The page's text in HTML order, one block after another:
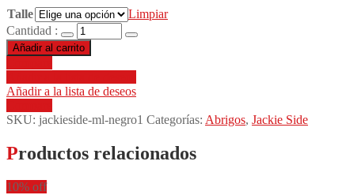
Talle
Limpiar
Cantidad :
Añadir al carrito
Añadir a la lista de deseos
SKU: jackieside-ml-negro1 Categorías: Abrigos, Jackie Side
Productos relacionados
10% off